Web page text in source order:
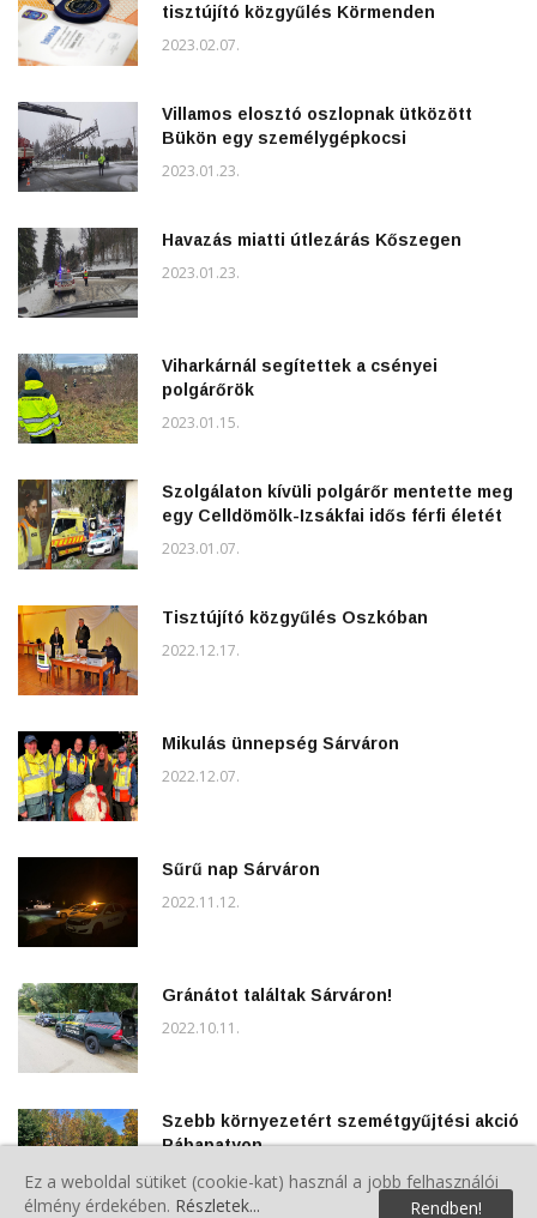
tisztújító közgyűlés Körmenden
2023.02.07.
Villamos elosztó oszlopnak ütközött
Bükön egy személygépkocsi
2023.01.23.
Havazás miatti útlezárás Kőszegen
2023.01.23.
Viharkárnál segítettek a csényei
polgárőrök
2023.01.15.
Szolgálaton kívüli polgárőr mentette meg
egy Celldömölk-Izsákfai idős férfi életét
2023.01.07.
Tisztújító közgyűlés Oszkóban
2022.12.17.
Mikulás ünnepség Sárváron
2022.12.07.
Sűrű nap Sárváron
2022.11.12.
Gránátot találtak Sárváron!
2022.10.11.
Szebb környezetért szemétgyűjtési akció
Rábapatyon
2022.10.09.
Ez a weboldal sütiket (cookie-kat) használ a jobb felhasználói
élmény érdekében. Részletek... Rendben!